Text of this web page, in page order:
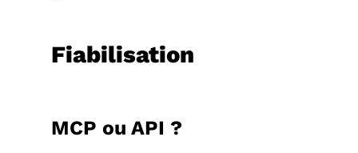
Fiabilisation
MCP ou API ?